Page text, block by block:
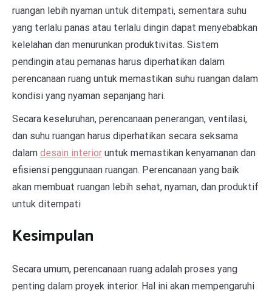
ruangan lebih nyaman untuk ditempati, sementara suhu
yang terlalu panas atau terlalu dingin dapat menyebabkan
kelelahan dan menurunkan produktivitas. Sistem
pendingin atau pemanas harus diperhatikan dalam
perencanaan ruang untuk memastikan suhu ruangan dalam
kondisi yang nyaman sepanjang hari.
Secara keseluruhan, perencanaan penerangan, ventilasi,
dan suhu ruangan harus diperhatikan secara seksama
dalam desain interior untuk memastikan kenyamanan dan
efisiensi penggunaan ruangan. Perencanaan yang baik
akan membuat ruangan lebih sehat, nyaman, dan produktif
untuk ditempati
Kesimpulan
Secara umum, perencanaan ruang adalah proses yang
penting dalam proyek interior. Hal ini akan mempengaruhi